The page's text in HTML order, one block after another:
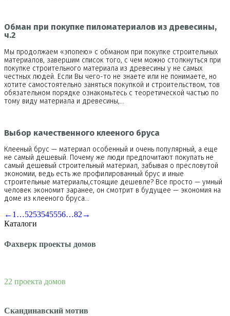
Обман при покупке пиломатериалов из древесины,
ч.2
Мы продолжаем «эпопею» с обманом при покупке строительных
материалов, завершим список того, с чем можно столкнуться при
покупке строительного материала из древесины у не самых
честных людей. Если Вы чего-то не знаете или не понимаете, но
хотите самостоятельно заняться покупкой и строительством, тов
обязательном порядке ознакомьтесь с теоретической частью по
тому виду материала и древесины,…
Выбор качественного клееного бруса
Клееный брус — материал особенный и очень популярный, а еще
не самый дешевый. Почему же люди предпочитают покупать не
самый дешевый строительный материал, забывая о пресловутой
экономии, ведь есть же профилированный брус и иные
строительные материалы,стоящие дешевле? Все просто — умный
человек экономит заранее, он смотрит в будущее — экономия на
доме из клееного бруса…
← 1 …5253545556…82 →
Каталоги
Фахверк проекты домов
22 проекта домов
Скандинавский мотив